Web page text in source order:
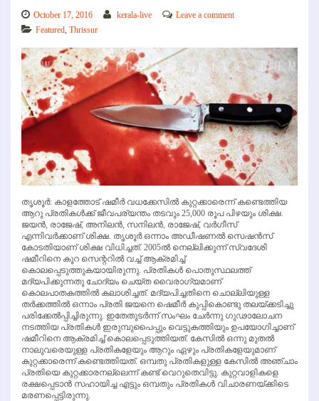
October 17, 2016 kerala-live
Leave a comment
Featured Thrissur
തൃശൂര്‍: കാളത്തോട് ഷമീര്‍ വധക്കേസില്‍ കുറ്റക്കാരെന്ന് കണ്ടെത്തിയ
ആറു പ്രതികള്‍ക്ക് ജീവപര്യന്തം തടവും 25,000 രൂപ പിഴയും ശിക്ഷ.
ജയന്‍, രാജേഷ്, അനിലന്‍, സനിലന്‍, രാജേഷ്, വര്‍ഗീസ്
എന്നിവര്‍ക്കാണ് ശിക്ഷ. തൃശൂര്‍ ഒന്നാം അഡീഷണല്‍ സെഷന്‍സ്
കോടതിയാണ് ശിക്ഷ വിധിച്ചത്. 2005ല്‍ നെല്ലിക്കുന്ന് സ്വദേശി
ഷമീറിനെ കൂറ സെന്ററില്‍ വച്ച് ആക്രമിച്ച്
കൊലപ്പെടുത്തുകയായിരുന്നു. പ്രതികള്‍ പൊതുസ്ഥലത്ത്
മദ്യപിക്കുന്നതു ചോദ്യം ചെയ്ത വൈരാഗ്യമാണ്
കൊലപാതകത്തില്‍ കലാശിച്ചത്. മദ്യപിച്ചതിനെ ചൊല്ലിയുള്ള
തര്‍ക്കത്തില്‍ ഒന്നാം പ്രതി ജയനെ ഷെമീര്‍ കുപ്പികൊണ്ടു തലയ്ക്കടിച്ചു
പരിക്കേല്‍പ്പിച്ചിരുന്നു. ഇതേതുടര്‍ന്ന് സംഘം ചേര്‍ന്നു ഗുഢാലോചന
നടത്തിയ പ്രതികള്‍ ഇരുമ്പുപൈപ്പും വെട്ടുകത്തിയും ഉപയോഗിച്ചാണ്
ഷമീറിനെ ആക്രമിച്ച് കൊലപ്പെടുത്തിയത്. കേസില്‍ ഒന്നു മുതല്‍
നാലുവരെയുള്ള പ്രതികളേയും ആറും ഏഴും പ്രതികളേയുമാണ്
കുറ്റക്കാരെന്ന് കണ്ടെത്തിയത്. ഒമ്പതു പ്രതികളുള്ള കേസില്‍ അഞ്ചാം
പ്രതിയെ കുറ്റക്കാരനല്ലെന്ന് കണ്ട് വെറുതെവിട്ടു. കുറ്റവാളികളെ
രക്ഷപ്പെടാന്‍ സഹായിച്ച എട്ടും ഒമ്പതും പ്രതികള്‍ വിചാരണയ്ക്കിടെ
മരണപ്പെട്ടിരുന്നു.